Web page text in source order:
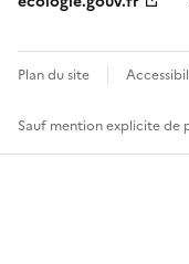
Plan du site
Sauf mention explicite de